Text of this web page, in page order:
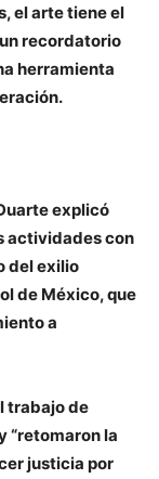
el arte tiene el
recordatorio
herramienta
explicó
actividades con
del exilio
de México, que
a
trabajo de
“retomaron la
justicia por